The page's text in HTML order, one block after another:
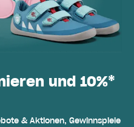
und 10%*
& Aktionen, Gewinnspiele